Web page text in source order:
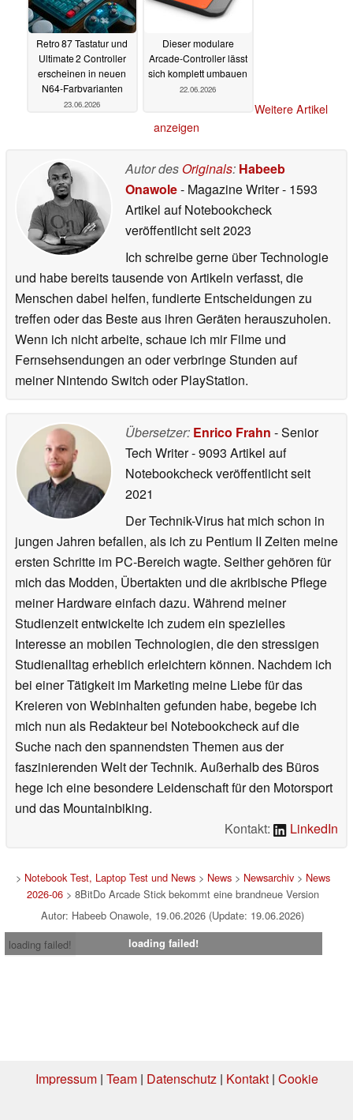
Retro 87 Tastatur und
Ultimate 2 Controller
erscheinen in neuen
N64‑Farbvarianten
23.06.2026
Dieser modulare
Arcade-Controller lässt
sich komplett umbauen
22.06.2026
Weitere Artikel
anzeigen
Autor des Originals: Habeeb
Onawole- Magazine Writer- 1593
Artikel auf Notebookcheck
veröffentlichtseit 2023
Ich schreibe gerne über Technologie
und habe bereits tausende von Artikeln verfasst, die
Menschen dabei helfen, fundierte Entscheidungen zu
treffen oder das Beste aus ihren Geräten herauszuholen.
Wenn ich nicht arbeite, schaue ich mir Filme und
Fernsehsendungen an oder verbringe Stunden auf
meiner Nintendo Switch oder PlayStation.
Übersetzer: Enrico Frahn - Senior
Tech Writer- 9093 Artikel auf
Notebookcheck veröffentlichtseit
2021
Der Technik-Virus hat mich schon in
jungen Jahren befallen, als ich zu Pentium II Zeiten meine
ersten Schritte im PC-Bereich wagte. Seither gehören für
mich das Modden, Übertakten und die akribische Pflege
meiner Hardware einfach dazu. Während meiner
Studienzeit entwickelte ich zudem ein spezielles
Interesse an mobilen Technologien, die den stressigen
Studienalltag erheblich erleichtern können. Nachdem ich
bei einer Tätigkeit im Marketing meine Liebe für das
Kreieren von Webinhalten gefunden habe, begebe ich
mich nun als Redakteur bei Notebookcheck auf die
Suche nach den spannendsten Themen aus der
faszinierenden Welt der Technik. Außerhalb des Büros
hege ich eine besondere Leidenschaft für den Motorsport
und das Mountainbiking.
Kontakt:
LinkedIn
> Notebook Test, Laptop Test und News> News> Newsarchiv> News
2026-06> 8BitDo Arcade Stick bekommt eine brandneue Version
Autor: Habeeb Onawole, 19.06.2026 (Update: 19.06.2026)
loading failed!
loading failed!
Impressum| Team| Datenschutz| Kontakt| Cookie